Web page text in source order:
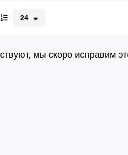
96
24
мы скоро исправим